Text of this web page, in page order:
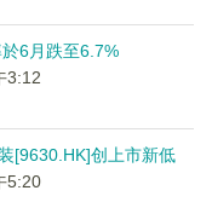
6月跌至6.7%
3:12
[9630.HK]创上市新低
5:20